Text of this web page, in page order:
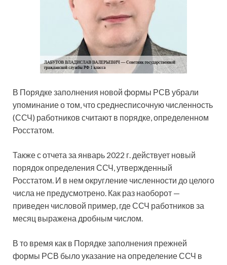
В Порядке заполнения новой формы РСВ убрали
упоминание о том, что среднесписочную численность
(ССЧ) работников считают в порядке, определенном
Росстатом.
Также с отчета за январь 2022 г. действует новый
порядок определения ССЧ, утвержденный
Росстатом. И в нем округление численности до целого
числа не предусмотрено. Как раз наоборот —
приведен числовой пример, где ССЧ работников за
месяц выражена дробным числом.
В то время как в Порядке заполнения прежней
формы РСВ было указание на определение ССЧ в